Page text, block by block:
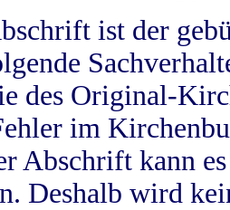
ist der
des Original-
im
Abschrift kann
Deshalb wird